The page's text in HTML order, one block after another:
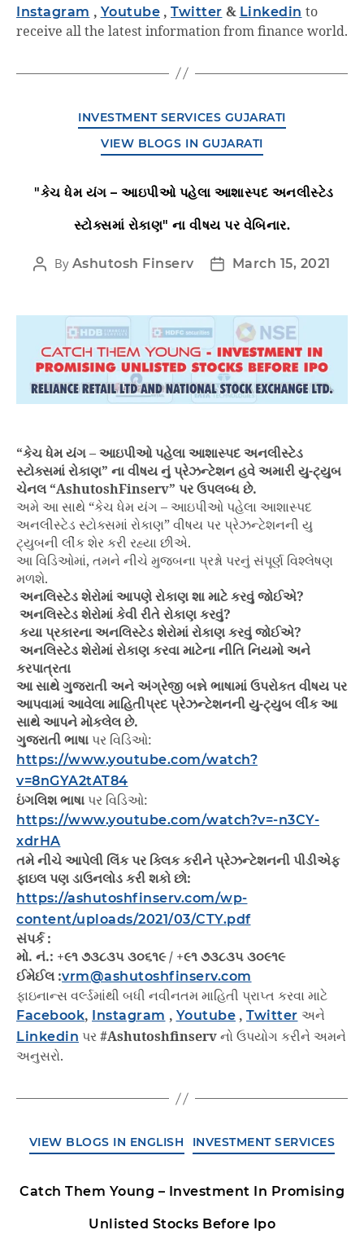
Instagram , Youtube , Twitter & Linkedin to
receive all the latest information from finance world.
INVESTMENT SERVICES GUJARATI
VIEW BLOGS IN GUJARATI
"કેચ ધેમ યંગ – આઇપીઓ પહેલા આશાસ્પદ અનલીસ્ટેડ
સ્ટોક્સમાં રોકાણ" ના વીષય પર વેબિનાર.
By Ashutosh Finserv March 15, 2021
“કેચ ધેમ યંગ – આઇપીઓ પહેલા આશાસ્પદ અનલીસ્ટેડ
સ્ટોક્સમાં રોકાણ” ના વીષય નું પ્રેઝન્ટેશન હવે અમારી યુ-ટ્યુબ
ચેનલ “AshutoshFinserv” પર ઉપલબ્ધ છે.
અમે આ સાથે “કેચ ધેમ યંગ – આઇપીઓ પહેલા આશાસ્પદ
અનલીસ્ટેડ સ્ટોક્સમાં રોકાણ” વીષય પર પ્રેઝન્ટેશનની યુ
ટ્યુબની લીંક શેર કરી રહ્યા છીએ.
આ વિડિઓમાં, તમને નીચે મુજબના પ્રશ્નો પરનું સંપૂર્ણ વિશ્લેષણ
મળશે.
અનલિસ્ટેડ શેરોમાં આપણે રોકાણ શા માટે કરવું જોઈએ?
અનલિસ્ટેડ શેરોમાં કેવી રીતે રોકાણ કરવું?
કયા પ્રકારના અનલિસ્ટેડ શેરોમાં રોકાણ કરવું જોઈએ?
અનલિસ્ટેડ શેરોમાં રોકાણ કરવા માટેના નીતિ નિયમો અને
કરપાત્રતા
આ સાથે ગુજરાતી અને અંગ્રેજી બન્ને ભાષામાં ઉપરોકત વીષય પર
આપવામાં આવેલા માહિતીપ્રદ પ્રેઝન્ટેશનની યુ-ટ્યુબ લીંક આ
સાથે આપને મોકલેલ છે.
ગુજરાતી ભાષા પર વિડિઓ:
https://www.youtube.com/watch?
v=8nGYA2tAT84
ઇંગલિશ ભાષા પર વિડિઓ:
https://www.youtube.com/watch?v=-n3CY-
xdrHA
તમે નીચે આપેલી લિંક પર ક્લિક કરીને પ્રેઝન્ટેશનની પીડીએફ
ફાઇલ પણ ડાઉનલોડ કરી શકો છો:
https://ashutoshfinserv.com/wp-
content/uploads/2021/03/CTY.pdf
સંપર્ક :
મો. નં.: +૯૧ ૭૩૮૩૫ ૩૦૬૧૯ / +૯૧ ૭૩૮૩૫ ૩૦૯૧૯
ઈમેઈલ :vrm@ashutoshfinserv.com
ફાઇનાન્સ વર્લ્ડમાંથી બધી નવીનતમ માહિતી પ્રાપ્ત કરવા માટે
Facebook, Instagram , Youtube , Twitter અને
Linkedin પર #Ashutoshfinserv નો ઉપયોગ કરીને અમને
અનુસરો.
VIEW BLOGS IN ENGLISH INVESTMENT SERVICES
Catch Them Young – Investment In Promising
Unlisted Stocks Before Ipo